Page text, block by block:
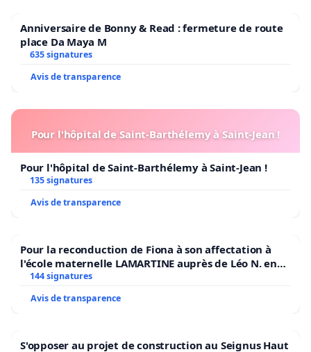
Anniversaire de Bonny & Read : fermeture de route
place Da Maya M
635 signatures
Avis de transparence
Pour l'hôpital de Saint-Barthélemy à Saint-Jean !
Pour l'hôpital de Saint-Barthélemy à Saint-Jean !
135 signatures
Avis de transparence
Pour la reconduction de Fiona à son affectation à
l'école maternelle LAMARTINE auprès de Léo N. en
2026/2027
144 signatures
Avis de transparence
S'opposer au projet de construction au Seignus Haut